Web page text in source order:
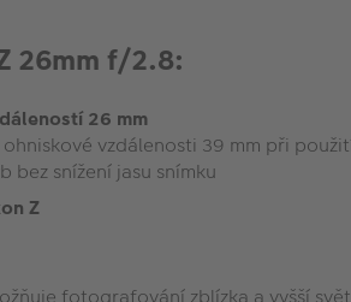
26mm f/2.8:
26 mm
vzdálenosti 39 mm při
bez snížení jasu snímku
Z